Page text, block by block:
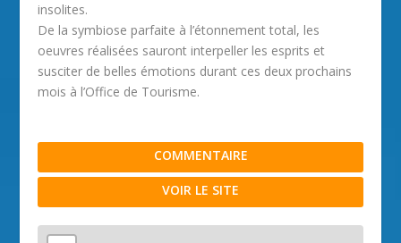
insolites.
De la symbiose parfaite à l’étonnement total, les
oeuvres réalisées sauront interpeller les esprits et
susciter de belles émotions durant ces deux prochains
mois à l’Office de Tourisme.
COMMENTAIRE
VOIR LE SITE